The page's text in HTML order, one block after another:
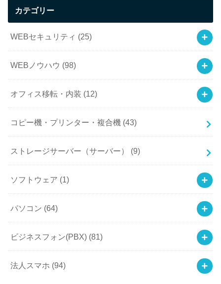
カテゴリー
WEBセキュリティ (25)
WEBノウハウ (98)
オフィス移転・内装 (12)
コピー機・プリンター・複合機 (43)
ストレージサーバー（サーバー） (9)
ソフトウェア (1)
パソコン (64)
ビジネスフォン(PBX) (81)
法人スマホ (94)